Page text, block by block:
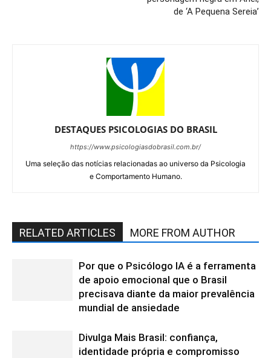
de ‘A Pequena Sereia’
DESTAQUES PSICOLOGIAS DO BRASIL
https://www.psicologiasdobrasil.com.br/
Uma seleção das notícias relacionadas ao universo da Psicologia
e Comportamento Humano.
RELATED ARTICLES MORE FROM AUTHOR
Por que o Psicólogo IA é a ferramenta
de apoio emocional que o Brasil
precisava diante da maior prevalência
mundial de ansiedade
Divulga Mais Brasil: confiança,
identidade própria e compromisso